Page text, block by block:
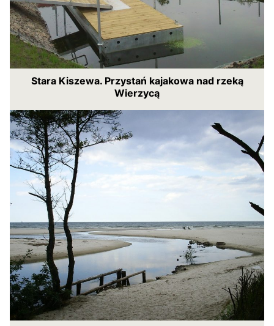
Stara Kiszewa. Przystań kajakowa nad rzeką
Wierzycą